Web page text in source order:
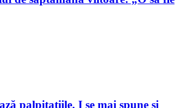
palpitațiile. I se mai spune şi